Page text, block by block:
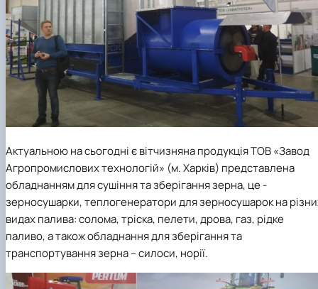
Актуальною на сьогодні є вітчизняна продукція ТОВ «Завод
Агропромислових технологій» (м. Харків) представлена
обладнанням для сушіння та зберігання зерна, це -
зерносушарки, теплогенератори для зерносушарок на
видах палива: солома, тріска, пелети, дрова, газ, рідке
паливо, а також обладнання для зберігання та
транспортування зерна – силоси, норії.